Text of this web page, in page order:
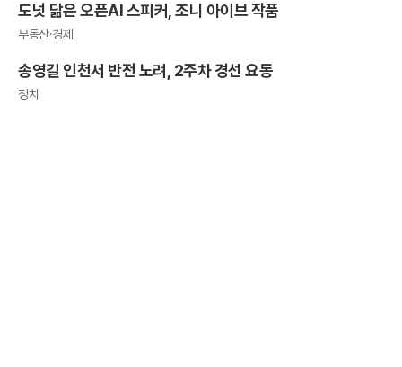
도넛 닮은 오픈AI 스피커, 조니 아이브 작품
부동산·경제
송영길 인천서 반전 노려, 2주차 경선 요동
정치